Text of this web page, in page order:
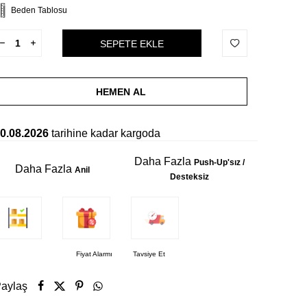
Beden Tablosu
SEPETE EKLE
HEMEN AL
tarihine kadar kargoda
Daha Fazla Anil
Daha Fazla Push-Up'sız /
Desteksiz
Fiyat Alarmı Tavsiye Et